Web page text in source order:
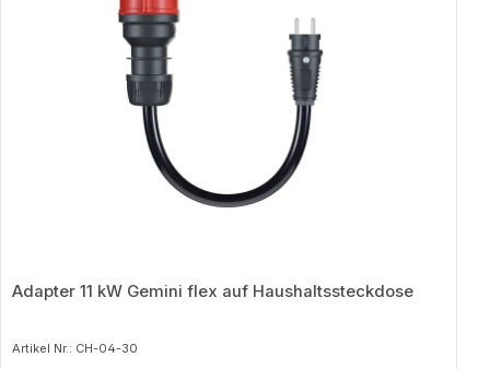
Adapter 11 kW Gemini flex auf Haushaltssteckdose
Artikel Nr.: CH-04-30